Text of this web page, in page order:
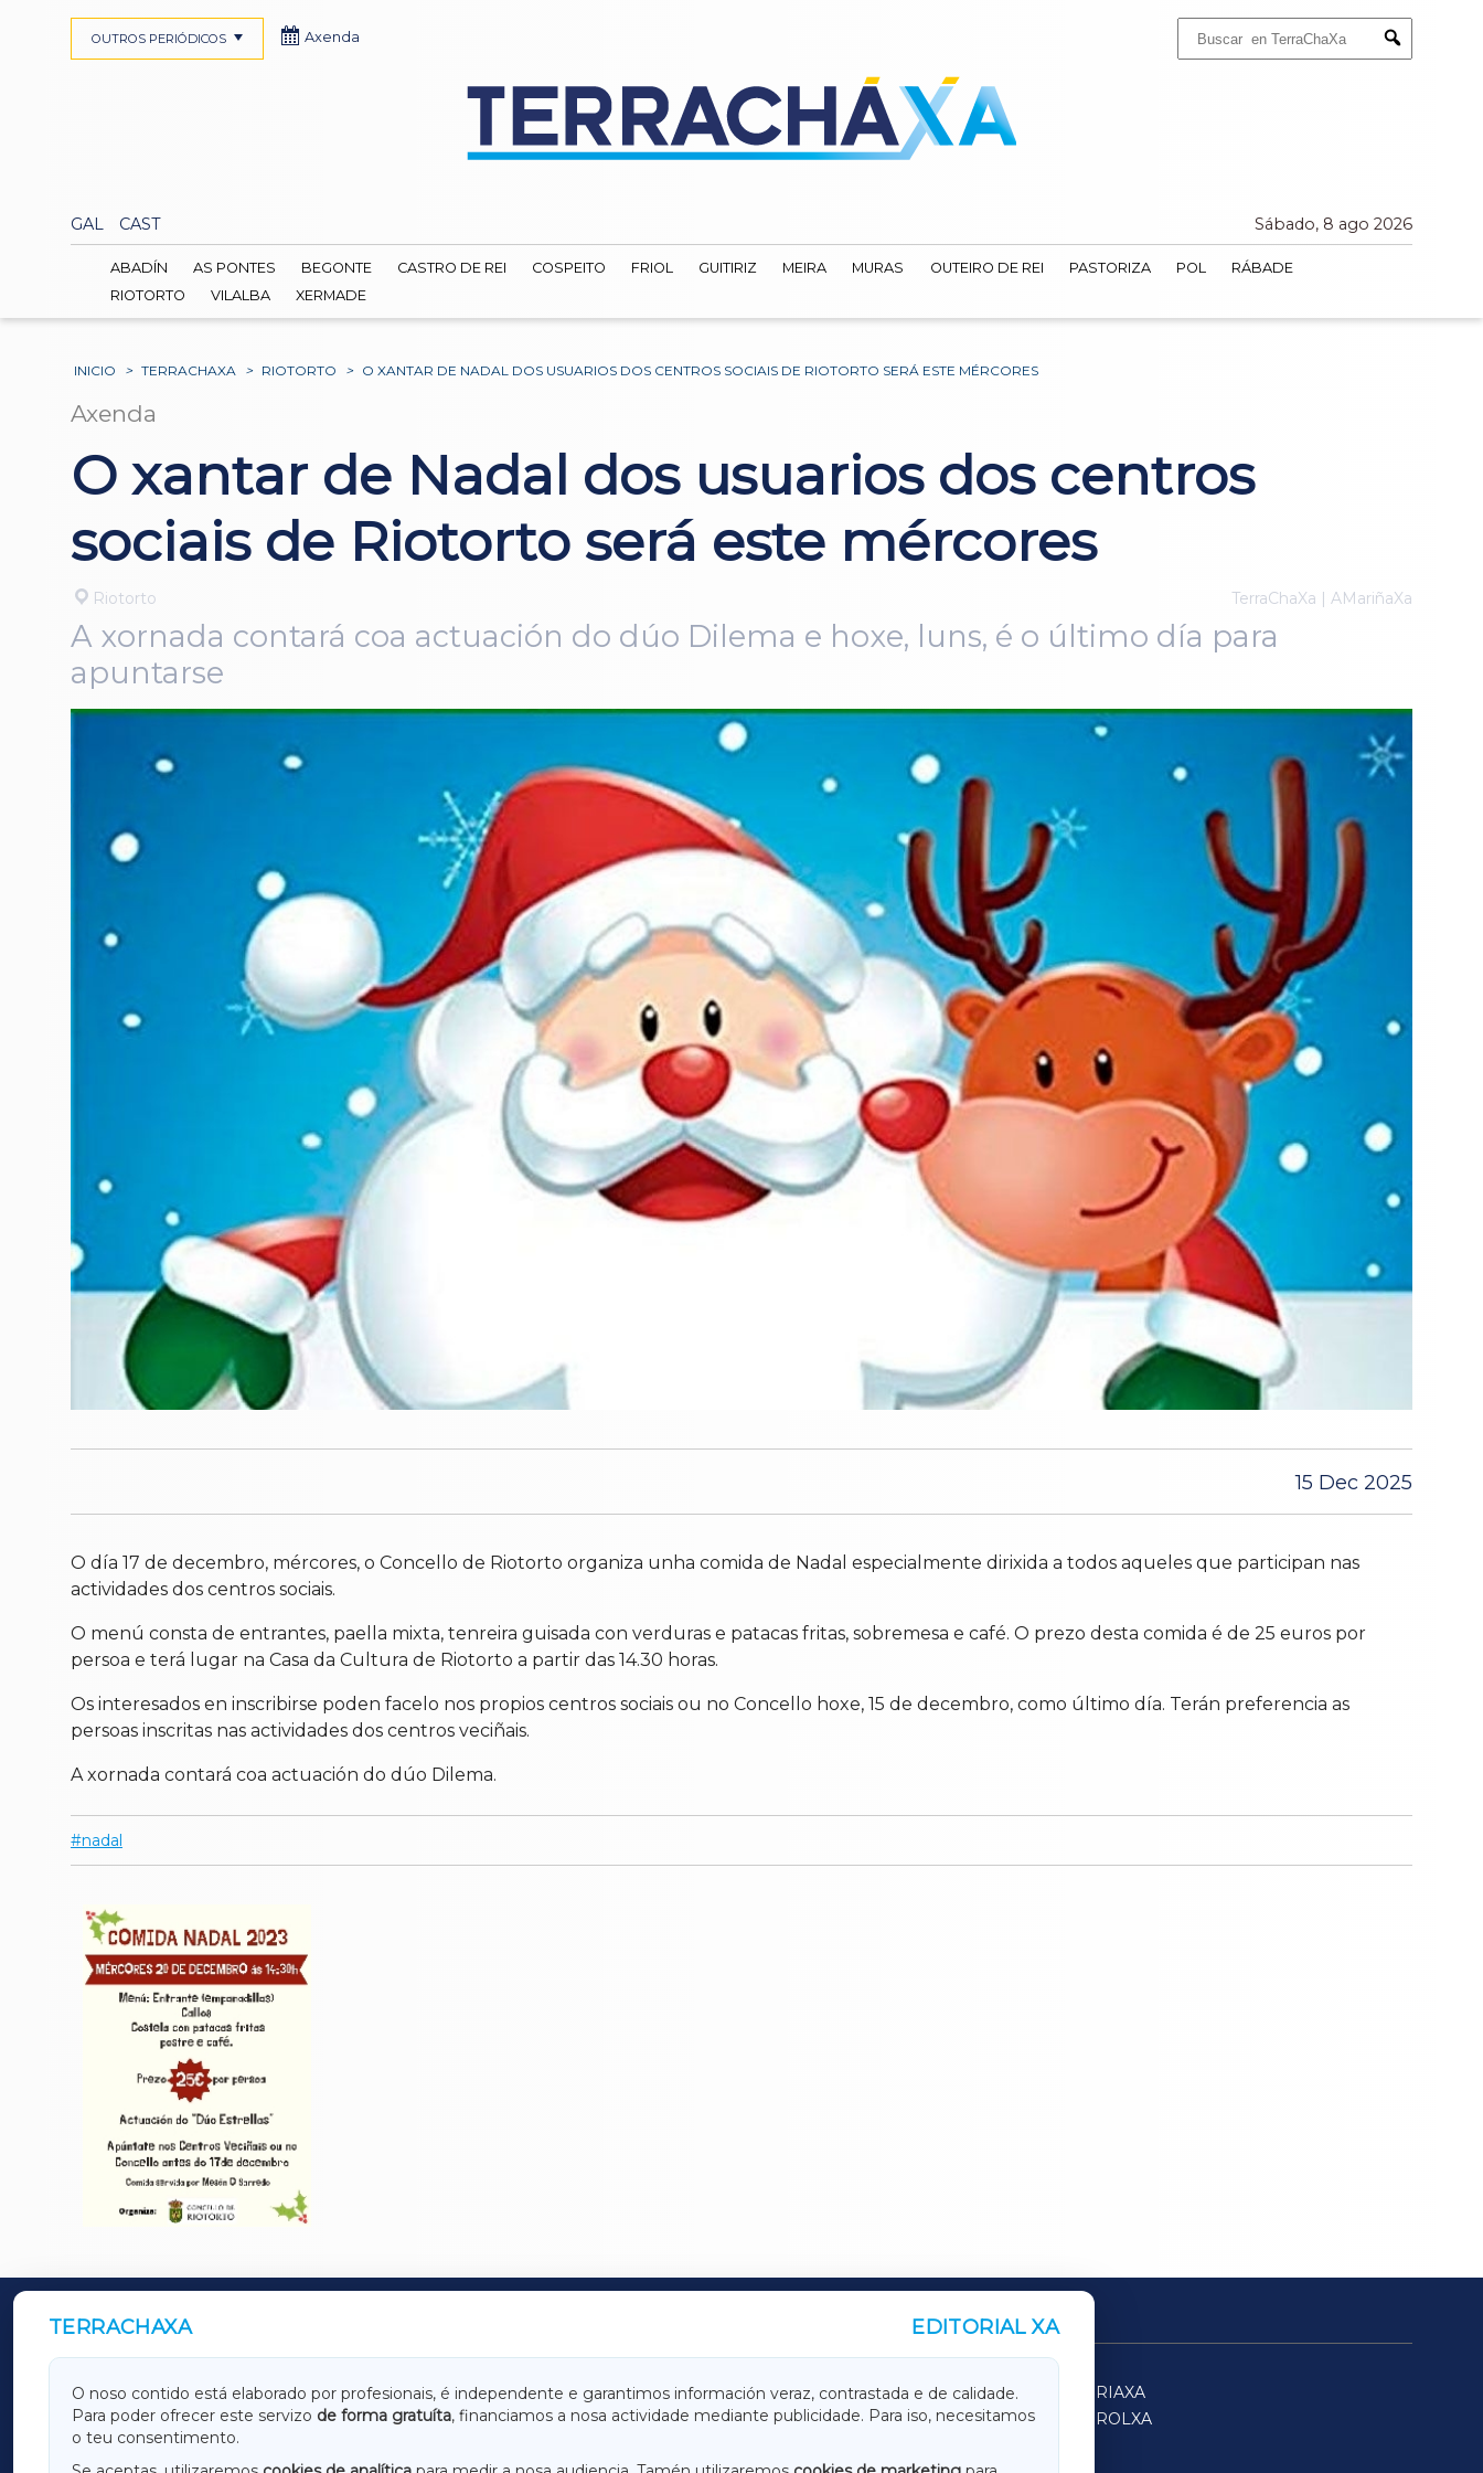
Submit
GAL CAST Sábado, 8 ago 2026
OUTROS PERIÓDICOS Axenda
ABADÍN AS PONTES BEGONTE CASTRO DE REI COSPEITO FRIOL GUITIRIZ MEIRA MURAS OUTEIRO DE REI PASTORIZA POL
RÁBADE
RIOTORTO
VILALBA XERMADE
INICIO > TERRACHAXA > RIOTORTO > O XANTAR DE NADAL DOS USUARIOS DOS CENTROS SOCIAIS DE RIOTORTO SERÁ ESTE MÉRCORES
Axenda
O xantar de Nadal dos usuarios dos centros
sociais de Riotorto será este mércores
Riotorto TerraChaXa | AMariñaXa
A xornada contará coa actuación do dúo Dilema e hoxe, luns, é o último día para
apuntarse
15 Dec 2025
O día 17 de decembro, mércores, o Concello de Riotorto organiza unha comida de Nadal especialmente dirixida a todos aqueles que participan nas
actividades dos centros sociais.
O menú consta de entrantes, paella mixta, tenreira guisada con verduras e patacas fritas, sobremesa e café. O prezo desta comida é de 25 euros por
persoa e terá lugar na Casa da Cultura de Riotorto a partir das 14.30 horas.
Os interesados en inscribirse poden facelo nos propios centros sociais ou no Concello hoxe, 15 de decembro, como último día. Terán preferencia as
persoas inscritas nas actividades dos centros veciñais.
A xornada contará coa actuación do dúo Dilema.
nadal
TERRACHAXA EDITORIAL XA
O noso contido está elaborado por profesionais, é independente e garantimos información veraz, contrastada e de calidade.
Para poder ofrecer este servizo de forma gratuíta, financiamos a nosa actividade mediante publicidade. Para iso, necesitamos
o teu consentimento.
OUTROS PERIÓDICOS
GALICIAXA LUGOXA TERRACHAXA
SARRIAXA
AMARIÑAXA
RIBEIRASACRAXA ACORUÑAXA
FERROLXA
OURENSEXA